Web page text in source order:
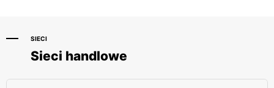
SIECI
Sieci handlowe